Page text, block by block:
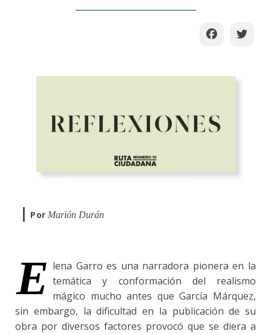
| Por Marión Durán
E lena Garro es una narradora pionera en la
temática y conformación del realismo
mágico mucho antes que García Márquez,
sin embargo, la dificultad en la publicación de su
obra por diversos factores provocó que se diera a